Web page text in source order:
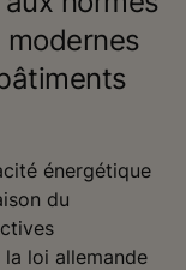
énergétique
du
loi allemande